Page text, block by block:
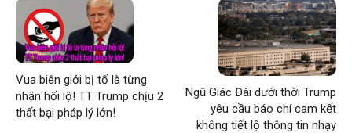
Vua biên giới bị tố là từng
nhận hối lộ! TT Trump chịu 2
thất bại pháp lý lớn!
Ngũ Giác Đài dưới thời Trump
yêu cầu báo chí cam kết
không tiết lộ thông tin nhạy